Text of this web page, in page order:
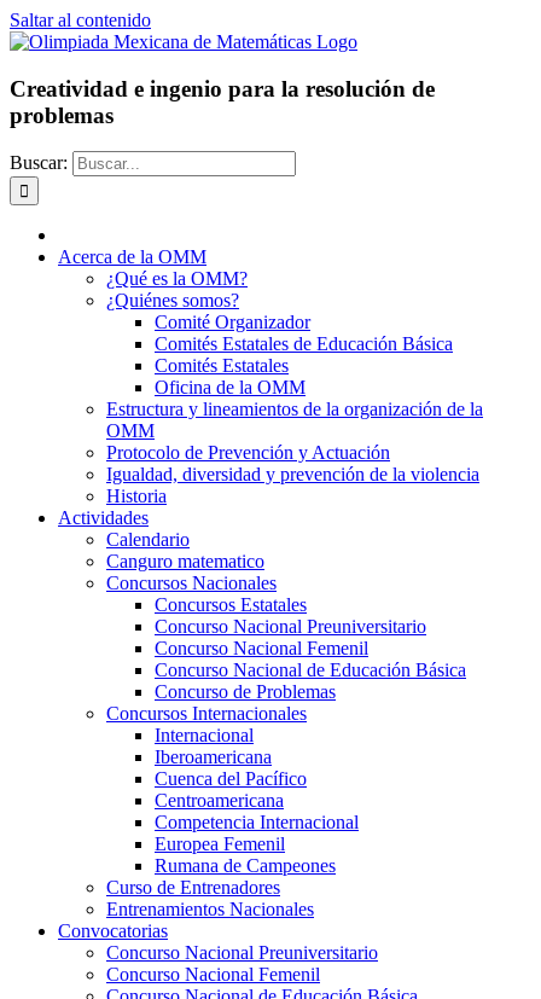
Saltar al contenido
Creatividad e ingenio para la resolución de
problemas
Buscar:
Acerca de la OMM
¿Qué es la OMM?
¿Quiénes somos?
Comité Organizador
Comités Estatales de Educación Básica
Comités Estatales
Oficina de la OMM
Estructura y lineamientos de la organización de la
OMM
Protocolo de Prevención y Actuación
Igualdad, diversidad y prevención de la violencia
Historia
Actividades
Calendario
Canguro matematico
Concursos Nacionales
Concursos Estatales
Concurso Nacional Preuniversitario
Concurso Nacional Femenil
Concurso Nacional de Educación Básica
Concurso de Problemas
Concursos Internacionales
Internacional
Iberoamericana
Cuenca del Pacífico
Centroamericana
Competencia Internacional
Europea Femenil
Rumana de Campeones
Curso de Entrenadores
Entrenamientos Nacionales
Convocatorias
Concurso Nacional Preuniversitario
Concurso Nacional Femenil